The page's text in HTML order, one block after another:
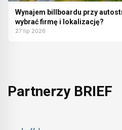
Wynajem billboardu przy
wybrać firmę i lokalizację?
27 lip 2026
Partnerzy BRIEF